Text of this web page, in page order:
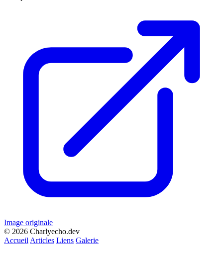
Image originale
© 2026 Charlyecho.dev
Accueil Articles Liens Galerie